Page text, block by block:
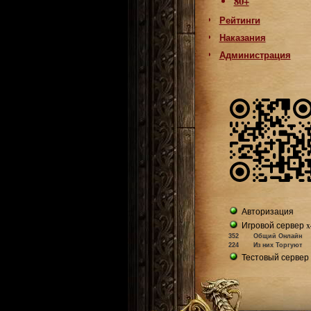
Рейтинги
Наказания
Администрация
Авторизация
Игровой сервер
352
Общий Онлайн
224
Из них Торгуют
Тестовый сервер